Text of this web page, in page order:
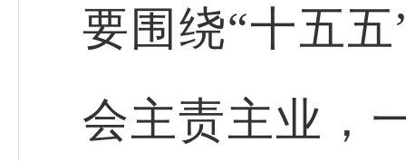
要围绕“十五
会主责主业，